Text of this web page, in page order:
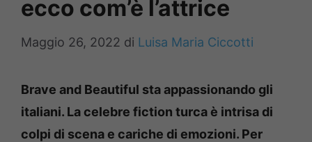
ecco com’è l’attrice
Maggio 26, 2022 di Luisa Maria Ciccotti
Brave and Beautiful sta appassionando gli
italiani. La celebre fiction turca è intrisa di
colpi di scena e cariche di emozioni. Per